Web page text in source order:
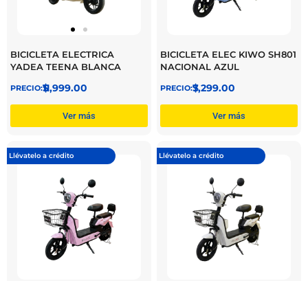
BICICLETA ELECTRICA
YADEA TEENA BLANCA
$
11,999.00
Ver más
BICICLETA ELEC KIWO SH801
NACIONAL AZUL
$
7,299.00
Ver más
Llévatelo a crédito Llévatelo a crédito